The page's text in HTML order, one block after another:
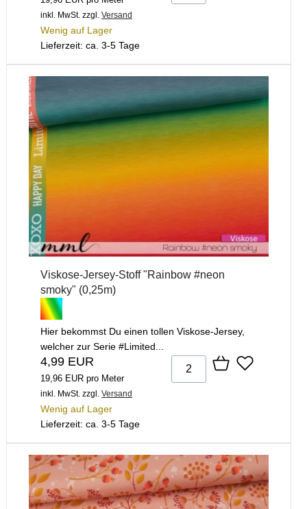
inkl. MwSt. zzgl. Versand
Wenig auf Lager
Lieferzeit: ca. 3-5 Tage
Viskose-Jersey-Stoff "Rainbow #neon
smoky" (0,25m)
Hier bekommst Du einen tollen Viskose-Jersey,
welcher zur Serie #Limited...
4,99 EUR
19,96 EUR pro Meter
inkl. MwSt. zzgl. Versand
Wenig auf Lager
Lieferzeit: ca. 3-5 Tage